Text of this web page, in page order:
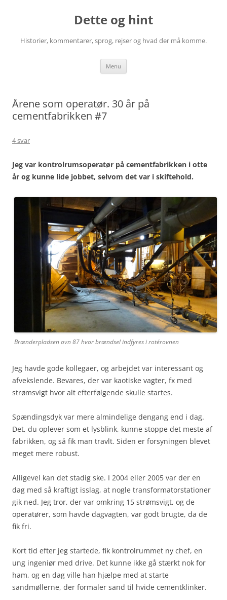
Dette og hint
Historier, kommentarer, sprog, rejser og hvad der må komme.
Menu
Årene som operatør. 30 år på
cementfabrikken #7
4 svar
Jeg var kontrolrumsoperatør på cementfabrikken i otte
år og kunne lide jobbet, selvom det var i skiftehold.
Brænderpladsen ovn 87 hvor brændsel indfyres i rotérovnen
Jeg havde gode kollegaer, og arbejdet var interessant og
afvekslende. Bevares, der var kaotiske vagter, fx med
strømsvigt hvor alt efterfølgende skulle startes.
Spændingsdyk var mere almindelige dengang end i dag.
Det, du oplever som et lysblink, kunne stoppe det meste af
fabrikken, og så fik man travlt. Siden er forsyningen blevet
meget mere robust.
Alligevel kan det stadig ske. I 2004 eller 2005 var der en
dag med så kraftigt isslag, at nogle transformatorstationer
gik ned. Jeg tror, der var omkring 15 strømsvigt, og de
operatører, som havde dagvagten, var godt brugte, da de
fik fri.
Kort tid efter jeg startede, fik kontrolrummet ny chef, en
ung ingeniør med drive. Det kunne ikke gå stærkt nok for
ham, og en dag ville han hjælpe med at starte
sandmøllerne, der formaler sand til hvide cementklinker.